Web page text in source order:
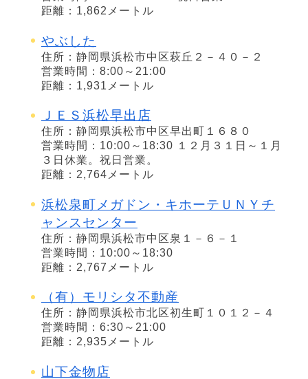
距離：1,862メートル
やぶした
住所：静岡県浜松市中区萩丘２－４０－２
営業時間：8:00～21:00
距離：1,931メートル
ＪＥＳ浜松早出店
住所：静岡県浜松市中区早出町１６８０
営業時間：10:00～18:30 １２月３１日～１月
３日休業。祝日営業。
距離：2,764メートル
浜松泉町メガドン・キホーテＵＮＹチ
ャンスセンター
住所：静岡県浜松市中区泉１－６－１
営業時間：10:00～18:30
距離：2,767メートル
（有）モリシタ不動産
住所：静岡県浜松市北区初生町１０１２－４
営業時間：6:30～21:00
距離：2,935メートル
山下金物店